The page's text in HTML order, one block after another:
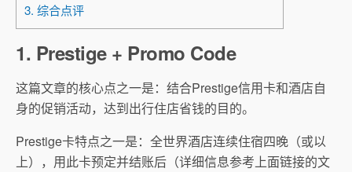
3. 综合点评
1. Prestige + Promo Code
这篇文章的核心点之一是：结合Prestige信用卡和酒店自
身的促销活动，达到出行住店省钱的目的。
Prestige卡特点之一是：全世界酒店连续住宿四晚（或以
上），用此卡预定并结账后（详细信息参考上面链接的文